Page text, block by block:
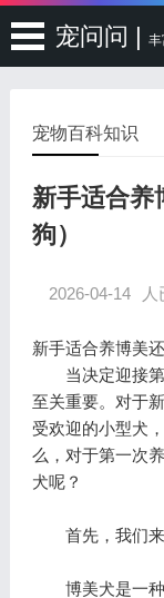
宠问问 | 丰
宠物百科知识
新手适合养
狗）
2026-04-14
新手适合养博美
当决定迎接第
至关重要。对于
受欢迎的小型犬
么，对于第一次
犬呢？
首先，我们来
博美犬是一种